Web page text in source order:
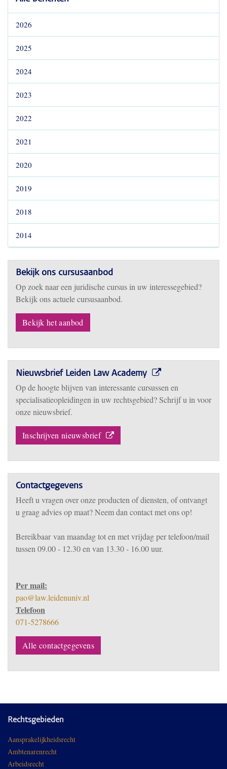
2026
2025
2024
2023
2022
2021
2020
2019
2018
2014
Bekijk ons cursusaanbod
Op zoek naar een juridische cursus in uw interessegebied?
Bekijk ons actuele cursusaanbod.
Bekijk het aanbod
Nieuwsbrief Leiden Law Academy
Op de hoogte blijven van interessante cursussen en
specialisatieopleidingen in uw rechtsgebied? Schrijf u in voor
onze nieuwsbrief.
Inschrijven nieuwsbrief
Contactgegevens
Heeft u vragen over onze producten of diensten, of ontvangt
u graag advies op maat? Neem dan contact met ons op!
Bereikbaarvan maandag tot en met vrijdag per telefoon/mail
tussen 09.00 - 12.30 en van 13.30 - 16.00 uur.
Per mail:
pao@law.leidenuniv.nl
Telefoon
071-5278666
Alle contactgegevens
Rechtsgebieden
Aansprakelijkheidsrecht
Ambtenarenrecht
Arbeidsrecht